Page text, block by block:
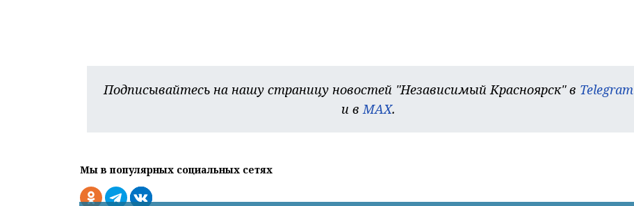
Подписывайтесь на нашу страницу новостей "Независимый Красноярск" в Telegram
и вMAX.
Мы в популярных социальных сетях